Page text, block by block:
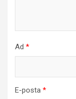
Ad *
E-posta *